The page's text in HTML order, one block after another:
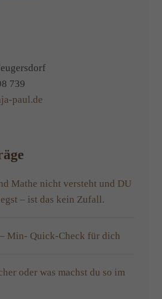
739
paul.de
Mathe nicht versteht und DU
– ist das kein Zufall.
Min- Quick-Check für dich
oder was machst du so im